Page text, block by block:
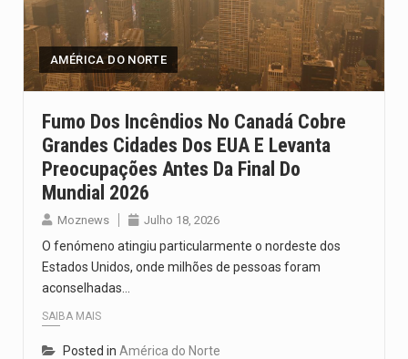
O programa, cuja implementação está prevista entre abril de 2026…
O Departamento de Estado norte-americano confirmou que cidadãos dos Estados…
AMÉRICA DO NORTE
Fumo Dos Incêndios No Canadá Cobre
Grandes Cidades Dos EUA E Levanta
Preocupações Antes Da Final Do
Mundial 2026
Moznews Julho 18, 2026
O fenómeno atingiu particularmente o nordeste dos
Estados Unidos, onde milhões de pessoas foram
aconselhadas…
SAIBA MAIS
Posted in América do Norte